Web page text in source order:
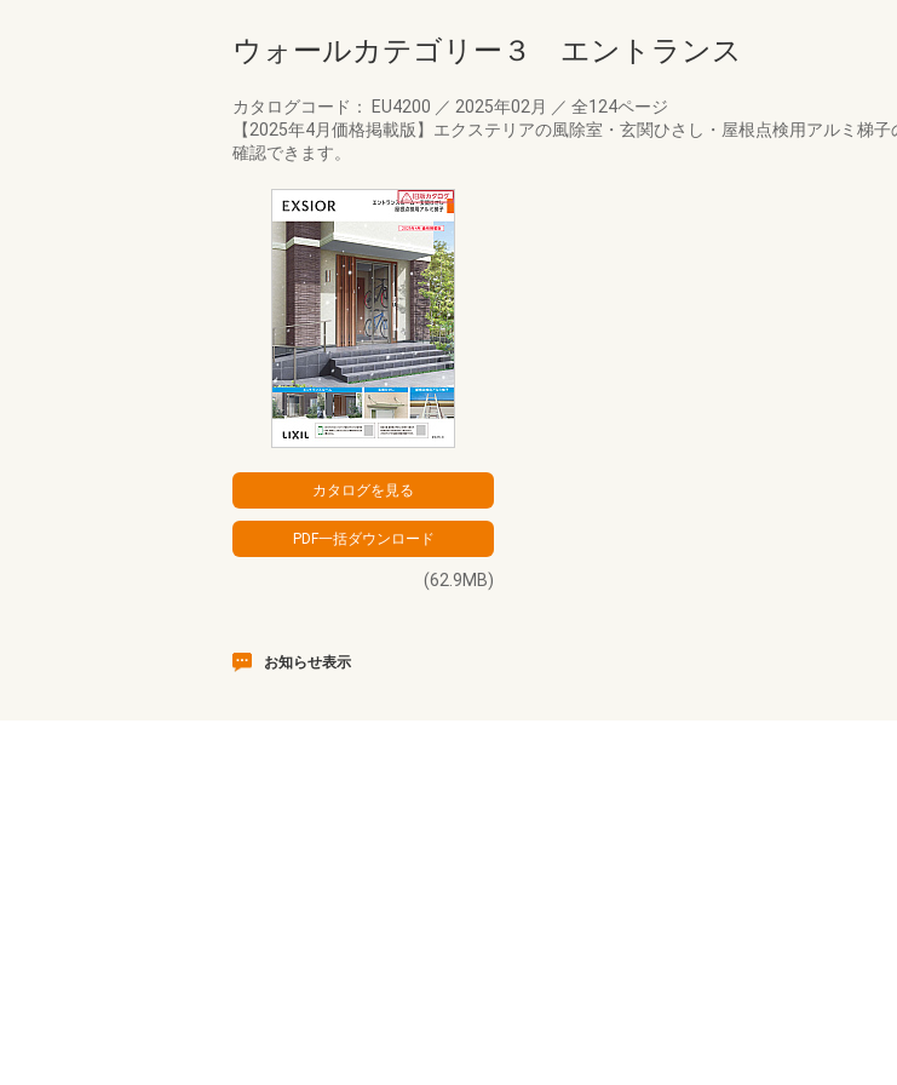
ウォールカテゴリー３ エントランス
カタログコード： EU4200 ／ 2025年02月 ／ 全124ページ
【2025年4月価格掲載版】エクステリアの風除室・玄関ひさし・屋根点検用アルミ梯
確認できます。
(62.9MB)
お知らせ表示